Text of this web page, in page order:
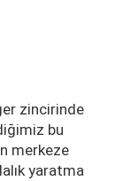
zincirinde
bu
merkeze
yaratma